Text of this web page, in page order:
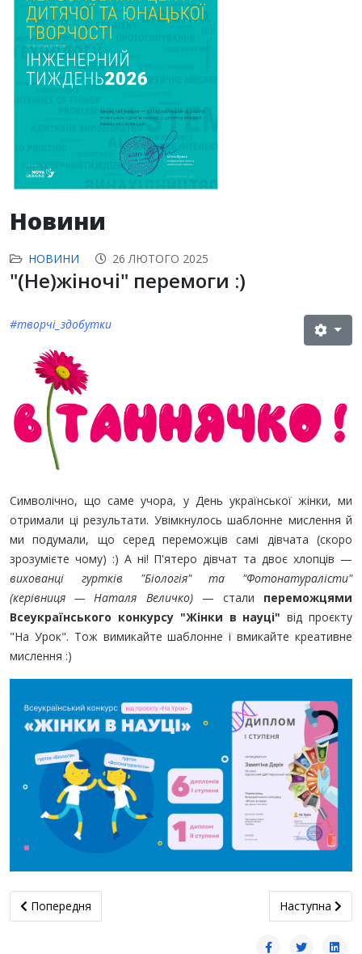
Новини
НОВИНИ 26 ЛЮТОГО 2025
"(Не)жіночі" перемоги :)
#творчі_здобутки
Символічно, що саме учора, у День української жінки, ми
отримали ці результати. Увімкнулось шаблонне мислення й
ми подумали, що серед переможців самі дівчата (скоро
зрозумієте чому) :) А ні! П'ятеро дівчат та двоє хлопців —
вихованці гуртків "Біологія" та "Фотонатуралісти"
(керівниця — Наталя Величко)— стали переможцями
Всеукраїнського конкурсу "Жінки в науці" від проєкту
"На Урок". Тож вимикайте шаблонне і вмикайте креативне
мислення :)
Попередня стаття: Цікавий факт "із нотками (не)романтики"
Попередня наступна
Наступна